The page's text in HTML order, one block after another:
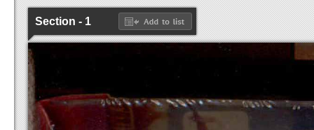
Section - 1